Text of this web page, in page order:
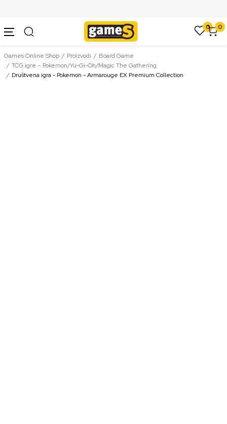
0 0
Games Online Shop Proizvodi
Board Game
TCG igre – Pokemon/Yu-Gi-Oh/Magic The Gathering
Društvena igra - Pokemon - Armarouge EX Premium Collection